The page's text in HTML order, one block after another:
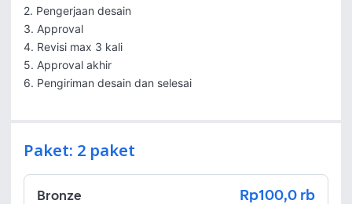
2. Pengerjaan desain
3. Approval
4. Revisi max 3 kali
5. Approval akhir
6. Pengiriman desain dan selesai
Paket: 2 paket
Bronze Rp100,0 rb